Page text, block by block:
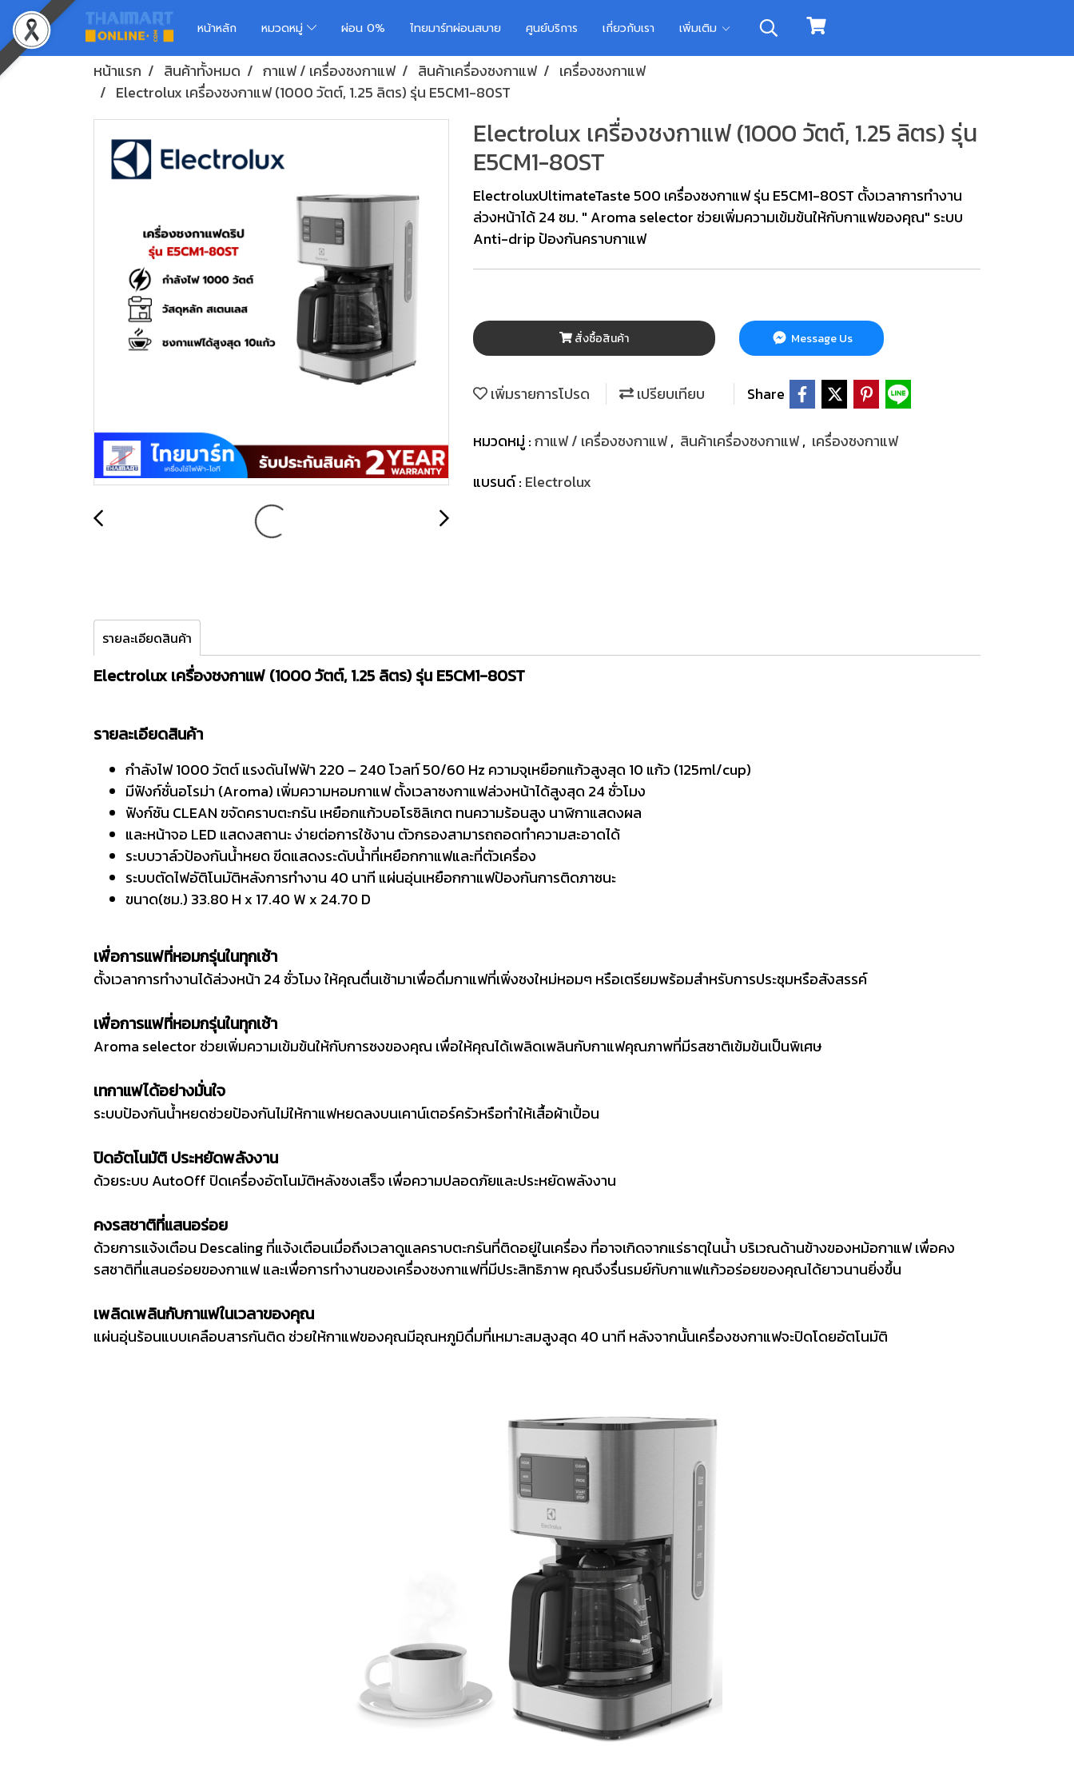
หน้าหลัก หมวดหมู่ ผ่อน 0% ไทยมาร์ทผ่อนสบาย ศูนย์บริการ เกี่ยวกับเรา เพิ่มเติม
หน้าแรก สินค้าทั้งหมด กาแฟ / เครื่องชงกาแฟ สินค้าเครื่องชงกาแฟ
เครื่องชงกาแฟ
Electrolux เครื่องชงกาแฟ (1000 วัตต์, 1.25 ลิตร) รุ่น E5CM1-80ST
Electrolux เครื่องชงกาแฟ (1000 วัตต์, 1.25 ลิตร) รุ่น
E5CM1-80ST
ElectroluxUltimateTaste 500 เครื่องชงกาแฟ รุ่น E5CM1-80ST ตั้งเวลาการทำงาน
ล่วงหน้าได้ 24 ชม. " Aroma selector ช่วยเพิ่มความเข้มข้นให้กับกาแฟของคุณ" ระบบ
Anti-drip ป้องกันคราบกาแฟ
สั่งซื้อสินค้า Message Us
เพิ่มรายการโปรด เปรียบเทียบ Share
หมวดหมู่ :กาแฟ / เครื่องชงกาแฟ, สินค้าเครื่องชงกาแฟ, เครื่องชงกาแฟ
แบรนด์ : Electrolux
รายละเอียดสินค้า
Electrolux เครื่องชงกาแฟ (1000 วัตต์, 1.25 ลิตร) รุ่น E5CM1-80ST
รายละเอียดสินค้า
กำลังไฟ 1000 วัตต์ แรงดันไฟฟ้า 220 – 240 โวลท์ 50/60 Hz ความจุเหยือกแก้วสูงสุด 10 แก้ว (125ml/cup)
มีฟังก์ชั่นอโรม่า (Aroma) เพิ่มความหอมกาแฟ ตั้งเวลาชงกาแฟล่วงหน้าได้สูงสุด 24 ชั่วโมง
ฟังก์ชัน CLEAN ขจัดคราบตะกรัน เหยือกแก้วบอโรซิลิเกต ทนความร้อนสูง นาฬิกาแสดงผล
และหน้าจอ LED แสดงสถานะ ง่ายต่อการใช้งาน ตัวกรองสามารถถอดทำความสะอาดได้
ระบบวาล์วป้องกันน้ำหยด ขีดแสดงระดับน้ำที่เหยือกกาแฟและที่ตัวเครื่อง
ระบบตัดไฟอัติโนมัติหลังการทำงาน 40 นาที แผ่นอุ่นเหยือกกาแฟป้องกันการติดภาชนะ
ขนาด(ซม.) 33.80 H x 17.40 W x 24.70 D
เพื่อการแฟที่หอมกรุ่นในทุกเช้า
ตั้งเวลาการทำงานได้ล่วงหน้า 24 ชั่วโมง ให้คุณตื่นเช้ามาเพื่อดื่มกาแฟที่เพิ่งชงใหม่หอมๆ หรือเตรียมพร้อมสำหรับการประชุมหรือสังสรรค์
เพื่อการแฟที่หอมกรุ่นในทุกเช้า
Aroma selector ช่วยเพิ่มความเข้มข้นให้กับการชงของคุณ เพื่อให้คุณได้เพลิดเพลินกับกาแฟคุณภาพที่มีรสชาติเข้มข้นเป็นพิเศษ
เทกาแฟได้อย่างมั่นใจ
ระบบป้องกันน้ำหยดช่วยป้องกันไม่ให้กาแฟหยดลงบนเคาน์เตอร์ครัวหรือทำให้เสื้อผ้าเปื้อน
ปิดอัตโนมัติ ประหยัดพลังงาน
ด้วยระบบ AutoOff ปิดเครื่องอัตโนมัติหลังชงเสร็จ เพื่อความปลอดภัยและประหยัดพลังงาน
คงรสชาติที่แสนอร่อย
ด้วยการแจ้งเตือน Descaling ที่แจ้งเตือนเมื่อถึงเวลาดูแลคราบตะกรันที่ติดอยู่ในเครื่อง ที่อาจเกิดจากแร่ธาตุในน้ำ บริเวณด้านข้างของหม้อกาแฟ เพื่อคง
รสชาติที่แสนอร่อยของกาแฟ และเพื่อการทำงานของเครื่องชงกาแฟที่มีประสิทธิภาพ คุณจึงรื่นรมย์กับกาแฟแก้วอร่อยของคุณได้ยาวนานยิ่งขึ้น
เพลิดเพลินกับกาแฟในเวลาของคุณ
แผ่นอุ่นร้อนแบบเคลือบสารกันติด ช่วยให้กาแฟของคุณมีอุณหภูมิดื่มที่เหมาะสมสูงสุด 40 นาที หลังจากนั้นเครื่องชงกาแฟจะปิดโดยอัตโนมัติ